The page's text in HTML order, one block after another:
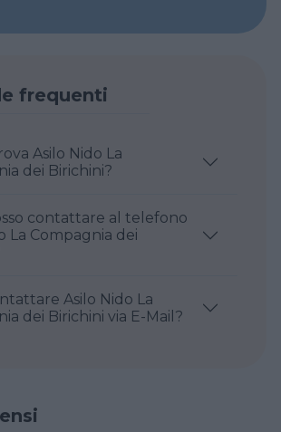
frequenti
Asilo Nido La
dei Birichini?
contattare al telefono
La Compagnia dei
Asilo Nido La
dei Birichini via E-Mail?